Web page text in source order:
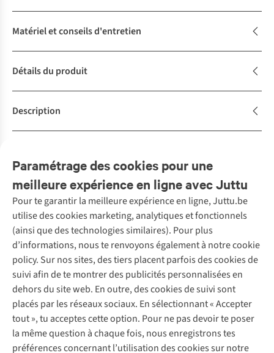
Matériel et conseils d'entretien
Détails du produit
Description
Complétez le look
Achète la tenue
Paramétrage des cookies pour une
meilleure expérience en ligne avec Juttu
Pour te garantir la meilleure expérience en ligne, Juttu.be
utilise des cookies marketing, analytiques et fonctionnels
(ainsi que des technologies similaires). Pour plus
d’informations, nous te renvoyons également à notre cookie
policy. Sur nos sites, des tiers placent parfois des cookies de
suivi afin de te montrer des publicités personnalisées en
dehors du site web. En outre, des cookies de suivi sont
placés par les réseaux sociaux. En sélectionnant « Accepter
tout », tu acceptes cette option. Pour ne pas devoir te poser
la même question à chaque fois, nous enregistrons tes
préférences concernant l’utilisation des cookies sur notre
Service client
Questions fréquentes
Commander
Payer
10 % réduction étudiants
Klarna : post-paiement
Livraison
Retourner
Rétractation d'une commande
Nos services
Vintage - ReJUsed
Atelier de couture
Personal shopping
Boîte à vêtements
Événements / ateliers
Juttu
Qui sommes-nous ?
Juttu Friends
Inspiration
Abonne-toi à la newsletter